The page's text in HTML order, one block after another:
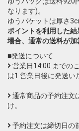
なります)。
ゆうパケットは厚さ
ポイントを利用した
場合、通常の送料が加
■発送について
営業日14:00 までの
は1 営業日後に発送い
通常商品の予約注文
け。
予約注文は締切日の